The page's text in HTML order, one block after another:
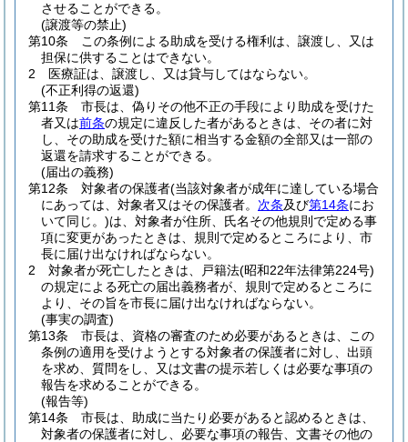
させることができる。
(譲渡等の禁止)
第10条
この条例による助成を受ける権利は、譲渡し、又は
担保に供することはできない。
2
医療証は、譲渡し、又は貸与してはならない。
(不正利得の返還)
第11条
市長は、偽りその他不正の手段により助成を受けた
者又は前条の規定に違反した者があるときは、その者に対
し、その助成を受けた額に相当する金額の全部又は一部の
返還を請求することができる。
(届出の義務)
第12条
対象者の保護者(当該対象者が成年に達している場合
にあっては、対象者又はその保護者。 次条及び第14条にお
いて同じ。)は、対象者が住所、氏名その他規則で定める事
項に変更があったときは、規則で定めるところにより、市
長に届け出なければならない。
2
対象者が死亡したときは、戸籍法(昭和22年法律第224号)
の規定による死亡の届出義務者が、規則で定めるところに
より、その旨を市長に届け出なければならない。
(事実の調査)
第13条
市長は、資格の審査のため必要があるときは、この
条例の適用を受けようとする対象者の保護者に対し、出頭
を求め、質問をし、又は文書の提示若しくは必要な事項の
報告を求めることができる。
(報告等)
第14条
市長は、助成に当たり必要があると認めるときは、
対象者の保護者に対し、必要な事項の報告、文書その他の